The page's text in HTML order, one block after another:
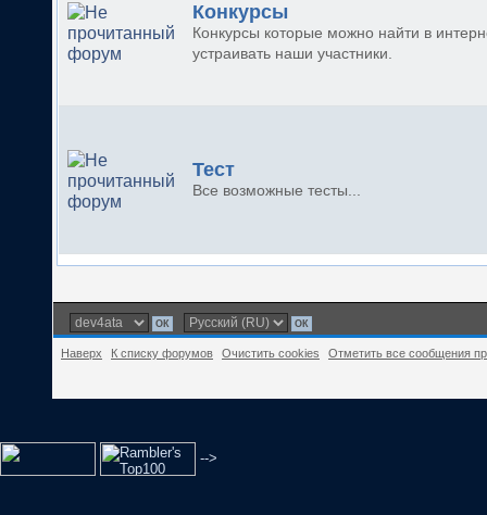
Конкурсы
Конкурсы которые можно найти в
устраивать наши участники.
Тест
Все возможные тесты...
Наверх К списку форумов Очистить cookies Отметить все сообщения
-->